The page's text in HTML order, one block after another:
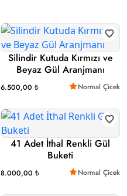
Silindir Kutuda Kırmızı ve
Beyaz Gül Aranjmanı
6.500,00 ₺ Normal Çicek
41 Adet İthal Renkli Gül
Buketi
8.000,00 ₺ Normal Çicek